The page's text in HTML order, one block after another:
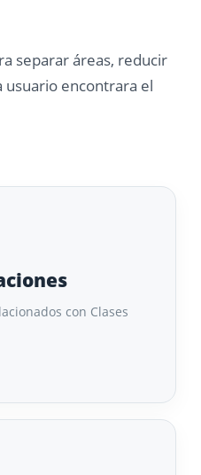
separar áreas, reducir
usuario encontrara el
con Clases